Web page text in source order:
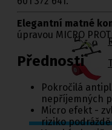
Elegantní matné
úpravou MICRO
Přednosti
Pokročilá
nepříjemných
Micro efekt -
riziko